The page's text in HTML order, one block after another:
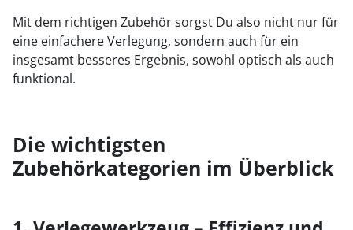
Mit dem richtigen Zubehör sorgst Du also nicht nur für
eine einfachere Verlegung, sondern auch für ein
insgesamt besseres Ergebnis, sowohl optisch als auch
funktional.
Die wichtigsten
Zubehörkategorien im Überblick